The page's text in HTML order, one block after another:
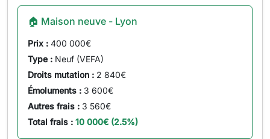
🏠 Maison neuve - Lyon
Prix : 400 000€
Type : Neuf (VEFA)
Droits mutation : 2 840€
Émoluments : 3 600€
Autres frais : 3 560€
Total frais : 10 000€ (2.5%)